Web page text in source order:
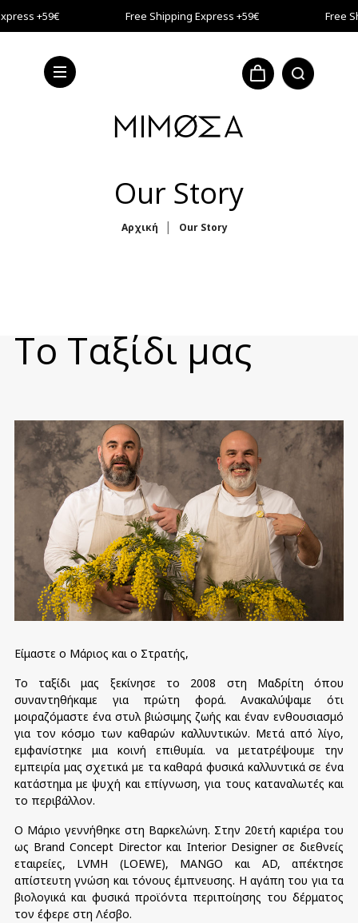
Μετάβαση στο κύριο περιεχόμενο
+59€ Free Shipping Express +59€ Free
Our Story
Αρχική Our Story
Το Ταξίδι μας
Είμαστε ο Μάριος και ο Στρατής,
Το ταξίδι μας ξεκίνησε το 2008 στη Μαδρίτη όπου
συναντηθήκαμε για πρώτη φορά. Ανακαλύψαμε ότι
μοιραζόμαστε ένα στυλ βιώσιμης ζωής και έναν ενθουσιασμό
για τον κόσμο των καθαρών καλλυντικών. Μετά από λίγο,
εμφανίστηκε μια κοινή επιθυμία. να μετατρέψουμε την
εμπειρία μας σχετικά με τα καθαρά φυσικά καλλυντικά σε ένα
κατάστημα με ψυχή και επίγνωση, για τους καταναλωτές και
το περιβάλλον.
Ο Μάριο γεννήθηκε στη Βαρκελώνη. Στην 20ετή καριέρα του
ως Brand Concept Director και Interior Designer σε διεθνείς
εταιρείες, LVMH (LOEWE), MANGO και AD, απέκτησε
απίστευτη γνώση και τόνους έμπνευσης. Η αγάπη του για τα
βιολογικά και φυσικά προϊόντα περιποίησης του δέρματος
τον έφερε στη Λέσβο.